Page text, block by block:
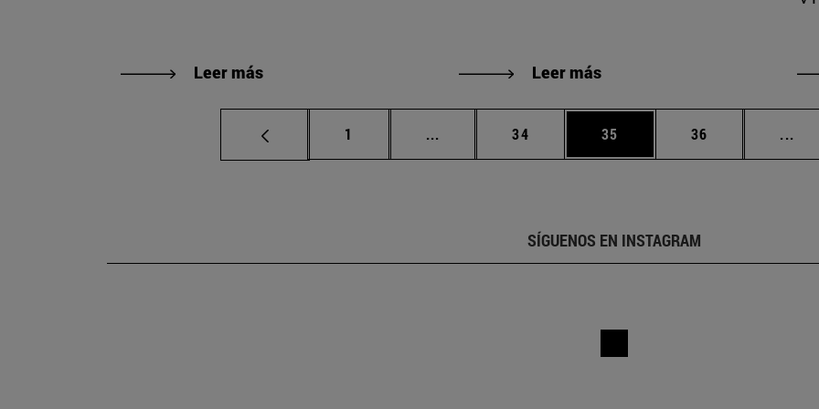
Leer más Leer más
Página
1 ... Páginas intermedias Use TAB para desplazarse.
Página
34 Página
35 Página
36 ...
SÍGUENOS EN INSTAGRAM